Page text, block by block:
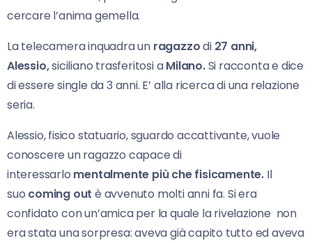
cercare l’anima gemella.
La telecamera inquadra un ragazzodi 27 anni,
Alessio,siciliano trasferitosi aMilano.Si racconta e dice
di essere single da 3 anni. E’ alla ricerca di una relazione
seria.
Alessio, fisico statuario, sguardo accattivante, vuole
conoscere un ragazzo capace di
interessarlo mentalmente più che fisicamente. Il
suo coming out è avvenuto molti anni fa. Si era
confidato con un’amica per la quale la rivelazione non
era stata una sorpresa: aveva già capito tutto ed aveva